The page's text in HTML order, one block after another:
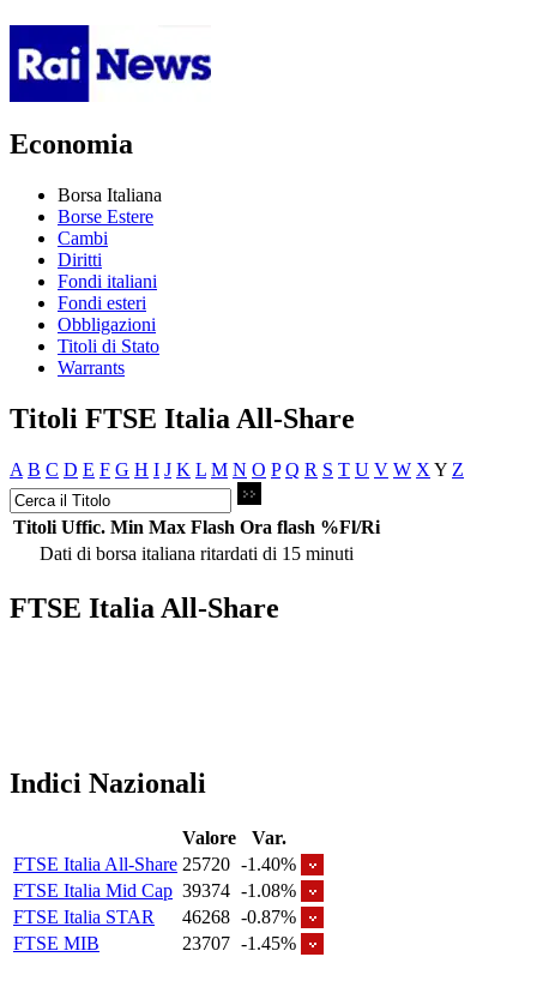
Economia
Borsa Italiana
Borse Estere
Cambi
Diritti
Fondi italiani
Fondi esteri
Obbligazioni
Titoli di Stato
Warrants
Titoli FTSE Italia All-Share
A B C D E F G H I J K L M N O P Q R S T U V W X Y Z
Titoli Uffic. Min Max Flash Ora flash %Fl/Ri
Dati di borsa italiana ritardati di 15 minuti
FTSE Italia All-Share
Indici Nazionali
Valore
Var.
FTSE Italia All-Share 25720 -1.40%
FTSE Italia Mid Cap 39374 -1.08%
FTSE Italia STAR
46268 -0.87%
FTSE MIB
23707 -1.45%